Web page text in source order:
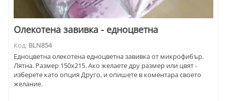
Олекотена завивка - едноцветна
Код: BLN854
Едноцветна олекотена едноцветна завивка от микрофибър.
Лятна. Размер 150х215. Ако желаете дру размер или цвят -
изберете като опция Друго, и опишете в коментара своето
желание.